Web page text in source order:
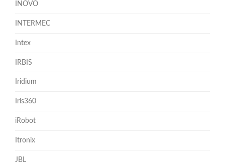
INOVO
INTERMEC
Intex
IRBIS
Iridium
Iris360
iRobot
Itronix
JBL